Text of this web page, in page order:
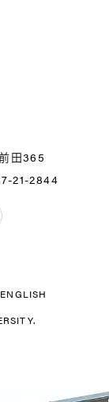
田365
21-2844
ENGLISH